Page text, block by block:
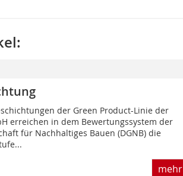
der Green Product-Linie der
erreichen in dem Bewertungssystem der
für Nachhaltiges Bauen (DGNB) die
mehr